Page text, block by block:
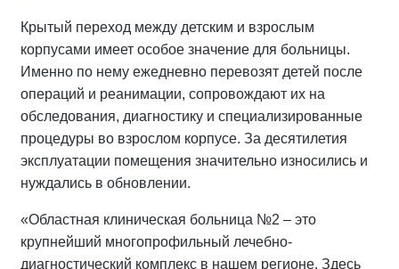
Крытый переход между детским и взрослым
корпусами имеет особое значение для больницы.
Именно по нему ежедневно перевозят детей после
операций и реанимации, сопровождают их на
обследования, диагностику и специализированные
процедуры во взрослом корпусе. За десятилетия
эксплуатации помещения значительно износились и
нуждались в обновлении.
«Областная клиническая больница №2 – это
крупнейший многопрофильный лечебно-
диагностический комплекс в нашем регионе. Здесь